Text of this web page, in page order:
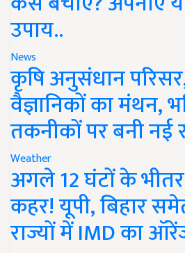
उपाय..
News
कृषि अनुसंधान
वैज्ञानिकों का मंथन,
तकनीकों पर बनी नई
Weather
अगले 12 घंटों के
कहर! यूपी, बिहार
राज्यों में IMD का